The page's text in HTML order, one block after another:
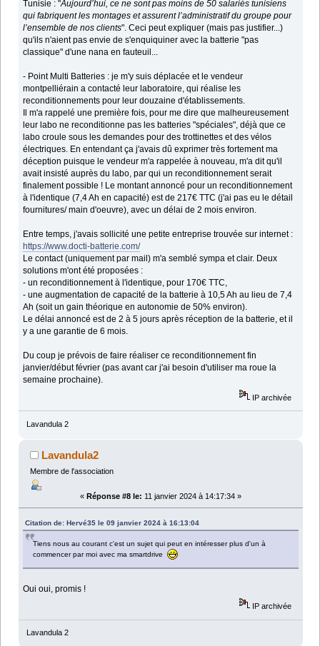
Tunisie : "Aujourd’hui, ce ne sont pas moins de 50 salariés tunisiens
qui fabriquent les montages et assurent l’administratif du groupe pour
l’ensemble de nos clients". Ceci peut expliquer (mais pas justifier...)
qu'ils n'aient pas envie de s'enquiquiner avec la batterie "pas
classique" d'une nana en fauteuil...
- Point Multi Batteries : je m'y suis déplacée et le vendeur
montpelliérain a contacté leur laboratoire, qui réalise les
reconditionnements pour leur douzaine d'établissements.
Il m'a rappelé une première fois, pour me dire que malheureusement
leur labo ne reconditionne pas les batteries "spéciales", déjà que ce
labo croule sous les demandes pour des trottinettes et des vélos
électriques. En entendant ça j'avais dû exprimer très fortement ma
déception puisque le vendeur m'a rappelée à nouveau, m'a dit qu'il
avait insisté auprès du labo, par qui un reconditionnement serait
finalement possible ! Le montant annoncé pour un reconditionnement
à l'identique (7,4 Ah en capacité) est de 217€ TTC (j'ai pas eu le détail
fournitures/ main d'oeuvre), avec un délai de 2 mois environ.
Entre temps, j'avais sollicité une petite entreprise trouvée sur internet :
https://www.docti-batterie.com/
Le contact (uniquement par mail) m'a semblé sympa et clair. Deux
solutions m'ont été proposées :
- un reconditionnement à l'identique, pour 170€ TTC,
- une augmentation de capacité de la batterie à 10,5 Ah au lieu de 7,4
Ah (soit un gain théorique en autonomie de 50% environ).
Le délai annoncé est de 2 à 5 jours après réception de la batterie, et il
y a une garantie de 6 mois.
Du coup je prévois de faire réaliser ce reconditionnement fin
janvier/début février (pas avant car j'ai besoin d'utiliser ma roue la
semaine prochaine).
IP archivée
Lavandula 2
Lavandula2
Membre de l'association
« Réponse #8 le: 11 janvier 2024 à 14:17:34 »
Citation de: Hervé35 le 09 janvier 2024 à 16:13:04
Tiens nous au courant c'est un sujet qui peut en intéresser plus d'un à
commencer par moi avec ma smartdrive
Oui oui, promis !
IP archivée
Lavandula 2